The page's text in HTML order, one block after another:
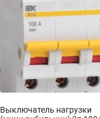
Выключатель нагрузки